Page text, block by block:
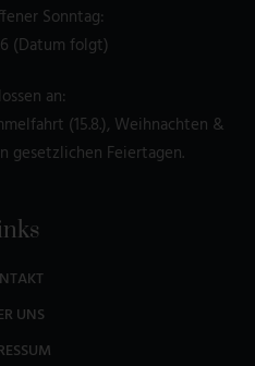
Sonntag:
(Datum folgt)
an:
(15.8.), Weihnachten &
gesetzlichen Feiertagen.
UNS